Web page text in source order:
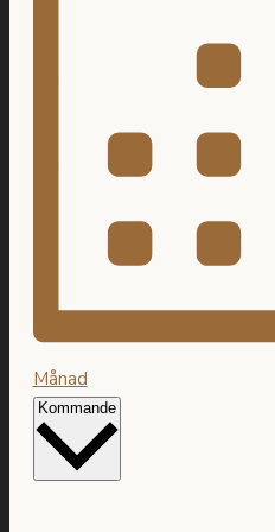
Månad
Kommande Välj